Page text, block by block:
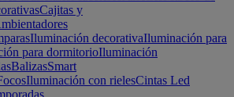
Cajitas y
Iluminación decorativaIluminación para
para dormitorioIluminación
BalizasSmart
Iluminación con rielesCintas Led